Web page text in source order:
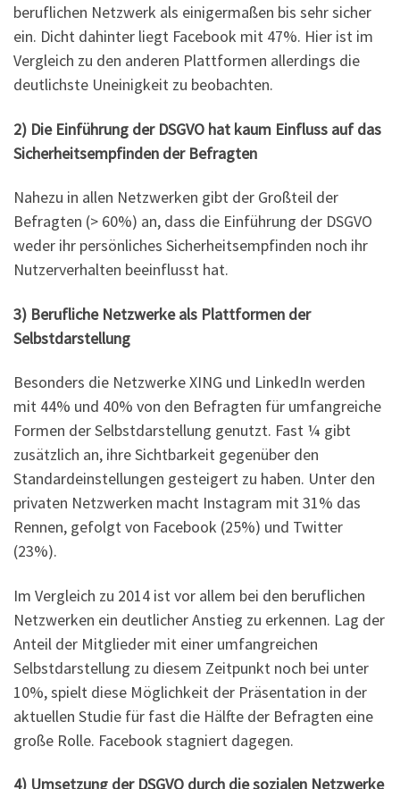
beruflichen Netzwerk als einigermaßen bis sehr sicher
ein. Dicht dahinter liegt Facebook mit 47%. Hier ist im
Vergleich zu den anderen Plattformen allerdings die
deutlichste Uneinigkeit zu beobachten.
2) Die Einführung der DSGVO hat kaum Einfluss auf das
Sicherheitsempfinden der Befragten
Nahezu in allen Netzwerken gibt der Großteil der
Befragten (> 60%) an, dass die Einführung der DSGVO
weder ihr persönliches Sicherheitsempfinden noch ihr
Nutzerverhalten beeinflusst hat.
3) Berufliche Netzwerke als Plattformen der
Selbstdarstellung
Besonders die Netzwerke XING und LinkedIn werden
mit 44% und 40% von den Befragten für umfangreiche
Formen der Selbstdarstellung genutzt. Fast ¼ gibt
zusätzlich an, ihre Sichtbarkeit gegenüber den
Standardeinstellungen gesteigert zu haben. Unter den
privaten Netzwerken macht Instagram mit 31% das
Rennen, gefolgt von Facebook (25%) und Twitter
(23%).
Im Vergleich zu 2014 ist vor allem bei den beruflichen
Netzwerken ein deutlicher Anstieg zu erkennen. Lag der
Anteil der Mitglieder mit einer umfangreichen
Selbstdarstellung zu diesem Zeitpunkt noch bei unter
10%, spielt diese Möglichkeit der Präsentation in der
aktuellen Studie für fast die Hälfte der Befragten eine
große Rolle. Facebook stagniert dagegen.
4) Umsetzung der DSGVO durch die sozialen Netzwerke